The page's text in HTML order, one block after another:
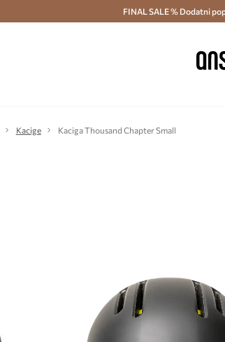
Besplatna dostava i povrat (od 70€) >
FINAL SALE % Dodatni
Kacige Kaciga Thousand Chapter Small